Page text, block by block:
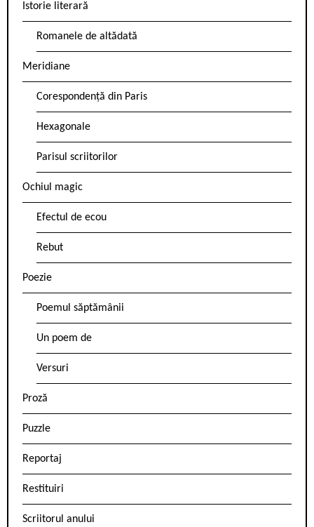
Istorie literară
Romanele de altădată
Meridiane
Corespondență din Paris
Hexagonale
Parisul scriitorilor
Ochiul magic
Efectul de ecou
Rebut
Poezie
Poemul săptămânii
Un poem de
Versuri
Proză
Puzzle
Reportaj
Restituiri
Scriitorul anului